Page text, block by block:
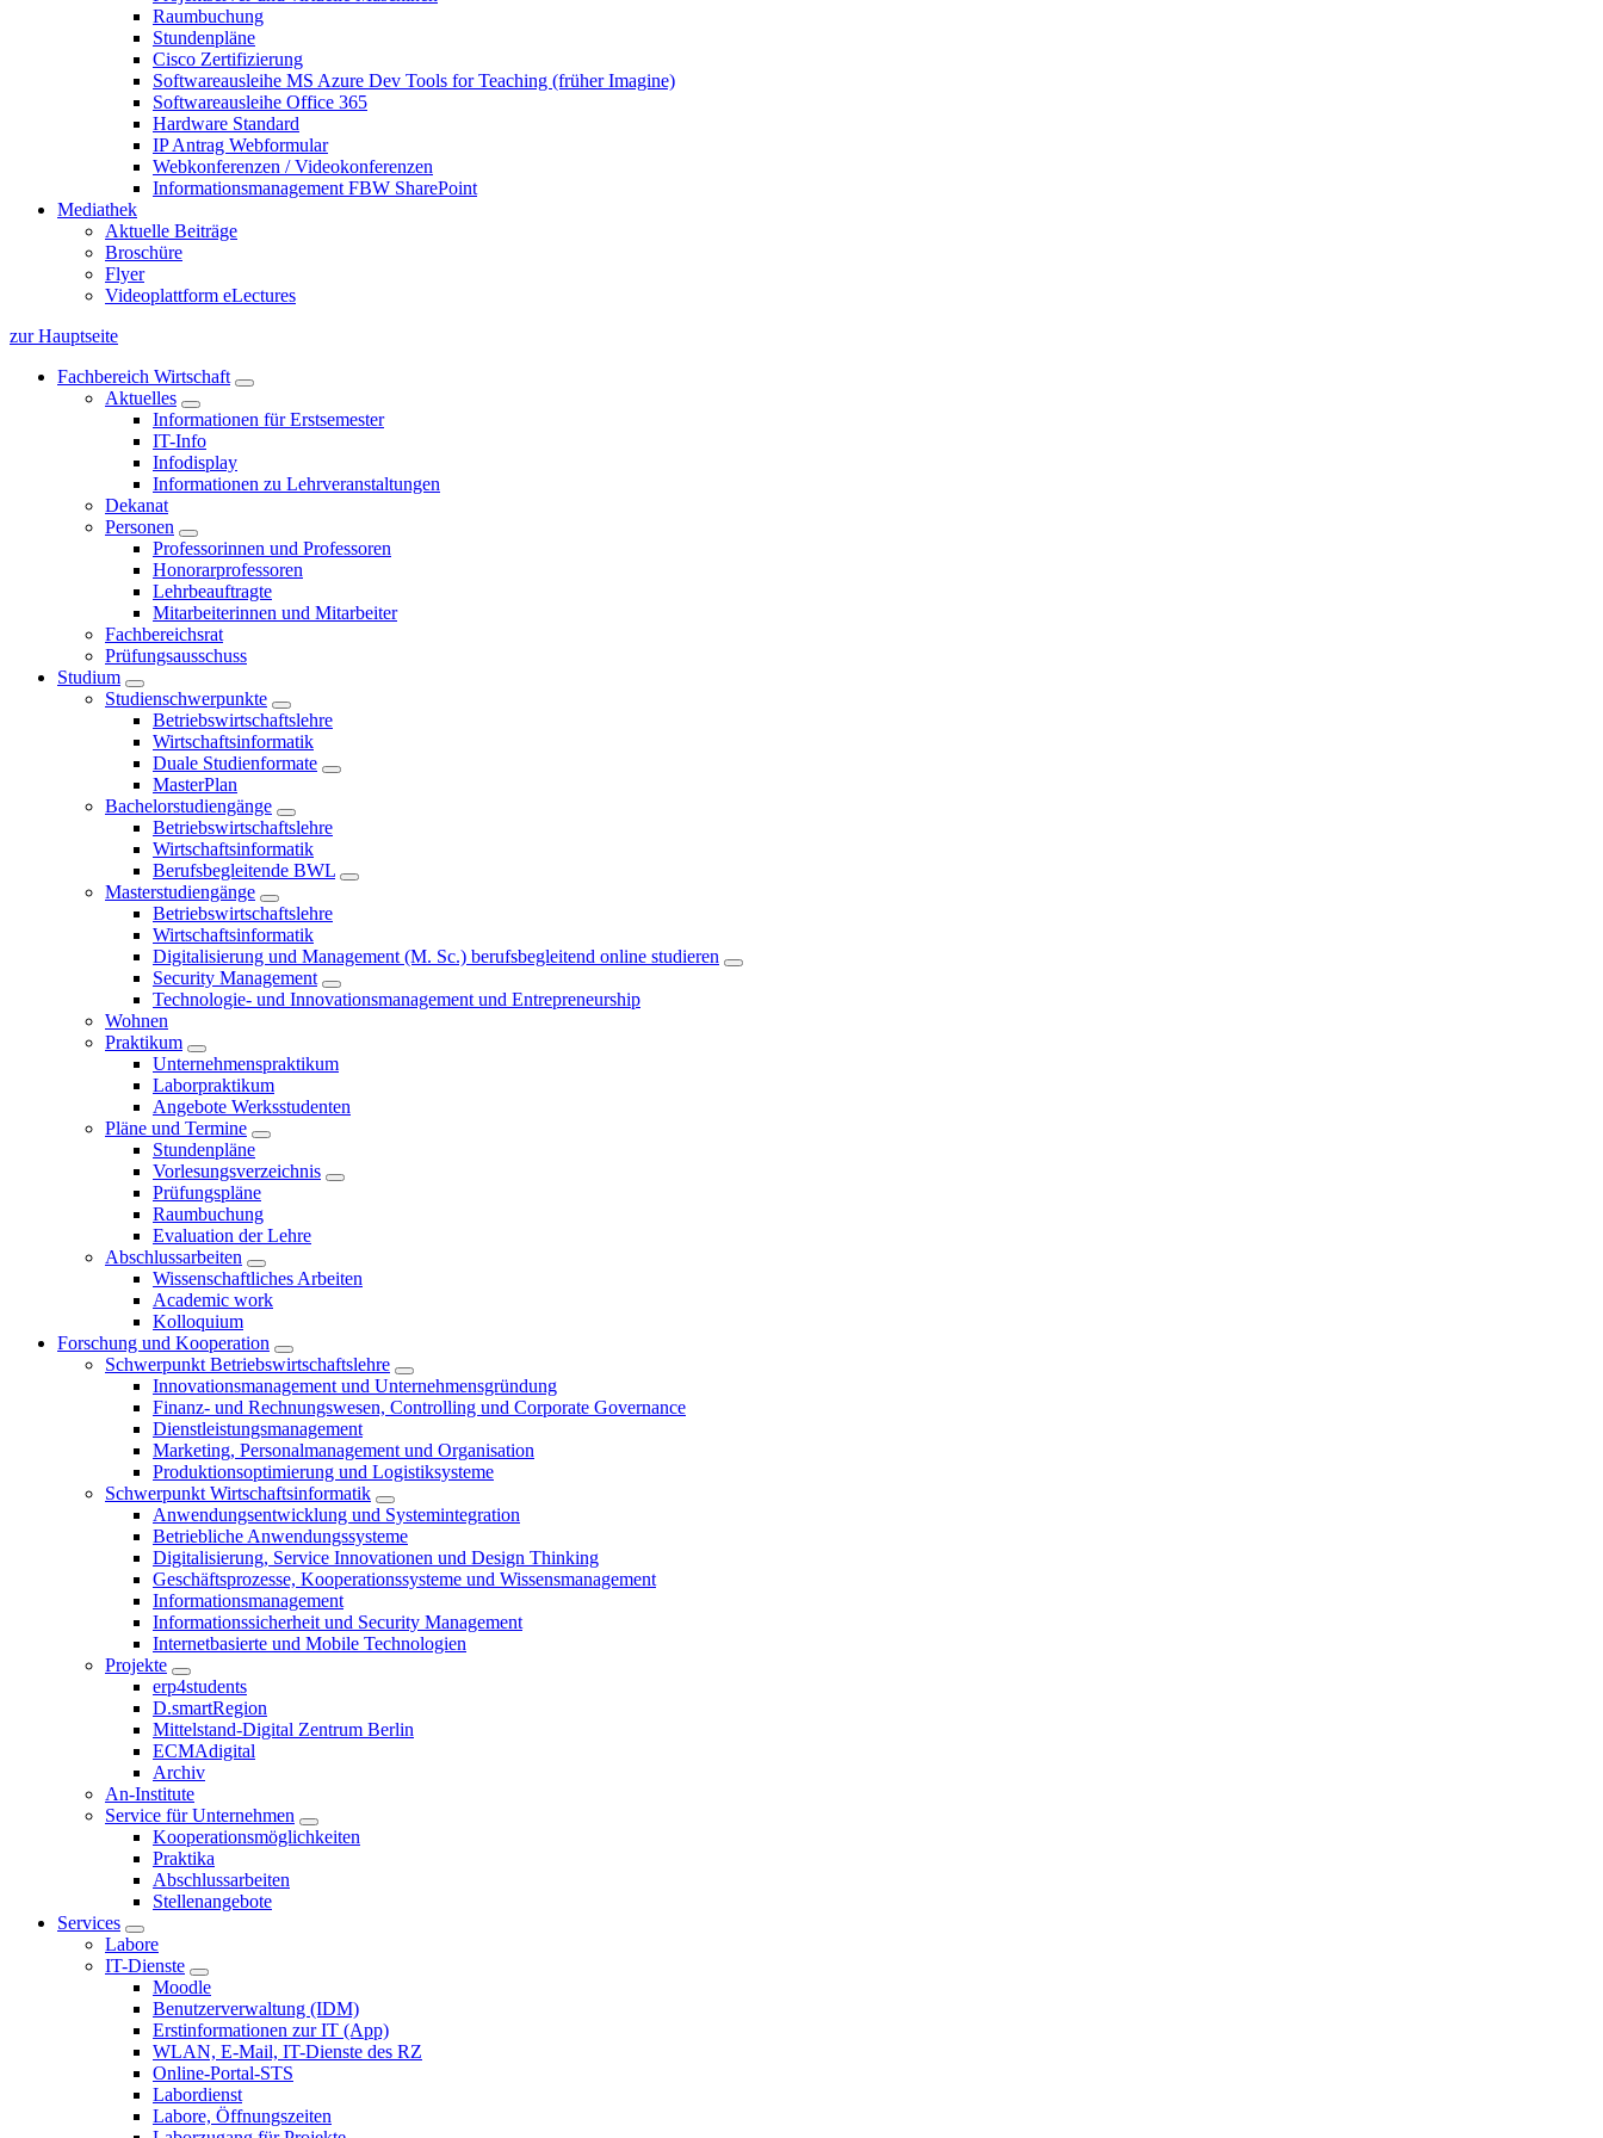
Raumbuchung
Stundenpläne
Cisco Zertifizierung
Softwareausleihe MS Azure Dev Tools for Teaching (früher Imagine)
Softwareausleihe Office 365
Hardware Standard
IP Antrag Webformular
Webkonferenzen / Videokonferenzen
Informationsmanagement FBW SharePoint
Mediathek
Aktuelle Beiträge
Broschüre
Flyer
Videoplattform eLectures
zur Hauptseite
Fachbereich Wirtschaft
Aktuelles
Informationen für Erstsemester
IT-Info
Infodisplay
Informationen zu Lehrveranstaltungen
Dekanat
Personen
Professorinnen und Professoren
Honorarprofessoren
Lehrbeauftragte
Mitarbeiterinnen und Mitarbeiter
Fachbereichsrat
Prüfungsausschuss
Studium
Studienschwerpunkte
Betriebswirtschaftslehre
Wirtschaftsinformatik
Duale Studienformate
MasterPlan
Bachelorstudiengänge
Betriebswirtschaftslehre
Wirtschaftsinformatik
Berufsbegleitende BWL
Masterstudiengänge
Betriebswirtschaftslehre
Wirtschaftsinformatik
Digitalisierung und Management (M. Sc.) berufsbegleitend online studieren
Security Management
Technologie- und Innovationsmanagement und Entrepreneurship
Wohnen
Praktikum
Unternehmenspraktikum
Laborpraktikum
Angebote Werksstudenten
Pläne und Termine
Stundenpläne
Vorlesungsverzeichnis
Prüfungspläne
Raumbuchung
Evaluation der Lehre
Abschlussarbeiten
Wissenschaftliches Arbeiten
Academic work
Kolloquium
Forschung und Kooperation
Schwerpunkt Betriebswirtschaftslehre
Innovationsmanagement und Unternehmensgründung
Finanz- und Rechnungswesen, Controlling und Corporate Governance
Dienstleistungsmanagement
Marketing, Personalmanagement und Organisation
Produktionsoptimierung und Logistiksysteme
Schwerpunkt Wirtschaftsinformatik
Anwendungsentwicklung und Systemintegration
Betriebliche Anwendungssysteme
Digitalisierung, Service Innovationen und Design Thinking
Geschäftsprozesse, Kooperationssysteme und Wissensmanagement
Informationsmanagement
Informationssicherheit und Security Management
Internetbasierte und Mobile Technologien
Projekte
erp4students
D.smartRegion
Mittelstand-Digital Zentrum Berlin
ECMAdigital
Archiv
An-Institute
Service für Unternehmen
Kooperationsmöglichkeiten
Praktika
Abschlussarbeiten
Stellenangebote
Services
Labore
IT-Dienste
Moodle
Benutzerverwaltung (IDM)
Erstinformationen zur IT (App)
WLAN, E-Mail, IT-Dienste des RZ
Online-Portal-STS
Labordienst
Labore, Öffnungszeiten